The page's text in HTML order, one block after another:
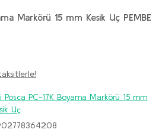
Markörü 15 mm Kesik Uç PEMBE
Posca PC-17K Boyama Markörü 15 mm
Uç